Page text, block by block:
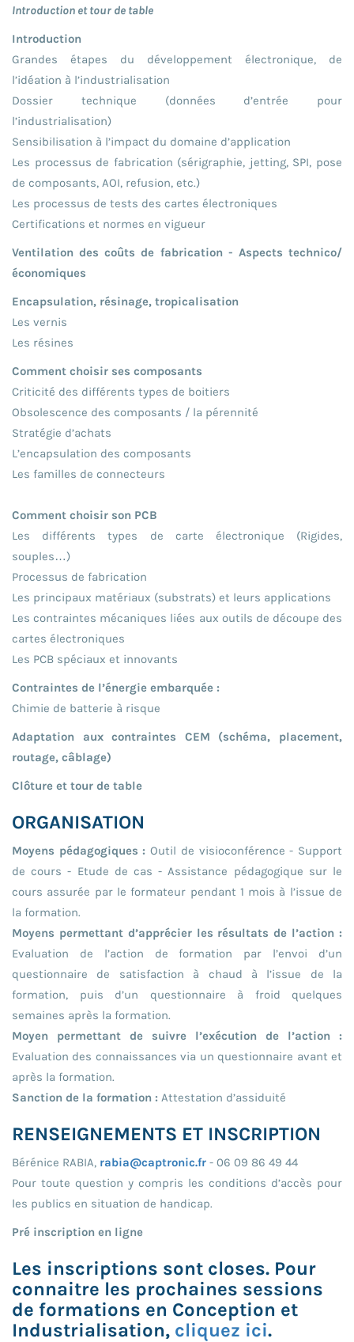
Introduction et tour de table
Introduction
Grandes étapes du développement électronique, de
l’idéation à l’industrialisation
Dossier technique (données d’entrée pour
l’industrialisation)
Sensibilisation à l’impact du domaine d’application
Les processus de fabrication (sérigraphie, jetting, SPI, pose
de composants, AOI, refusion, etc.)
Les processus de tests des cartes électroniques
Certifications et normes en vigueur
Ventilation des coûts de fabrication - Aspects technico/
économiques
Encapsulation, résinage, tropicalisation
Les vernis
Les résines
Comment choisir ses composants
Criticité des différents types de boitiers
Obsolescence des composants / la pérennité
Stratégie d’achats
L’encapsulation des composants
Les familles de connecteurs
Comment choisir son PCB
Les différents types de carte électronique (Rigides,
souples…)
Processus de fabrication
Les principaux matériaux (substrats) et leurs applications
Les contraintes mécaniques liées aux outils de découpe des
cartes électroniques
Les PCB spéciaux et innovants
Contraintes de l’énergie embarquée :
Chimie de batterie à risque
Adaptation aux contraintes CEM (schéma, placement,
routage, câblage)
Clôture et tour de table
ORGANISATION
Moyens pédagogiques : Outil de visioconférence - Support
de cours - Etude de cas - Assistance pédagogique sur le
cours assurée par le formateur pendant 1 mois à l’issue de
la formation.
Moyens permettant d’apprécier les résultats de l’action :
Evaluation de l’action de formation par l’envoi d’un
questionnaire de satisfaction à chaud à l’issue de la
formation, puis d’un questionnaire à froid quelques
semaines après la formation.
Moyen permettant de suivre l’exécution de l’action :
Evaluation des connaissances via un questionnaire avant et
après la formation.
Sanction de la formation : Attestation d’assiduité
RENSEIGNEMENTS ET INSCRIPTION
Bérénice RABIA, rabia@captronic.fr - 06 09 86 49 44
Pour toute question y compris les conditions d’accès pour
les publics en situation de handicap.
Pré inscription en ligne
Les inscriptions sont closes. Pour
connaitre les prochaines sessions
de formations en Conception et
Industrialisation, cliquez ici.